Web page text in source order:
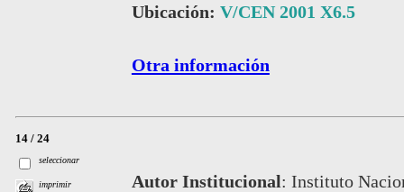
Ubicación: V/CEN 2001 X6.5
Otra información
14 / 24
seleccionar
imprimir Autor Institucional: Instituto